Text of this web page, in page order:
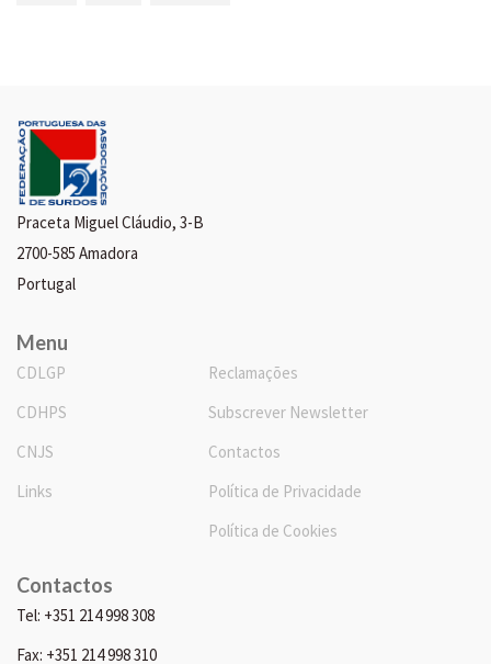
Praceta Miguel Cláudio, 3-B
2700-585 Amadora
Portugal
Menu
CDLGP
CDHPS
CNJS
Links
Reclamações
Subscrever Newsletter
Contactos
Política de Privacidade
Política de Cookies
Contactos
Tel: +351 214 998 308
Fax: +351 214 998 310